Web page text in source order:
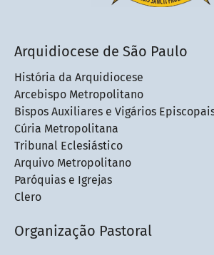
Arquidiocese de São Paulo
História da Arquidiocese
Arcebispo Metropolitano
Bispos Auxiliares e Vigários
Cúria Metropolitana
Tribunal Eclesiástico
Arquivo Metropolitano
Paróquias e Igrejas
Clero
Organização Pastoral